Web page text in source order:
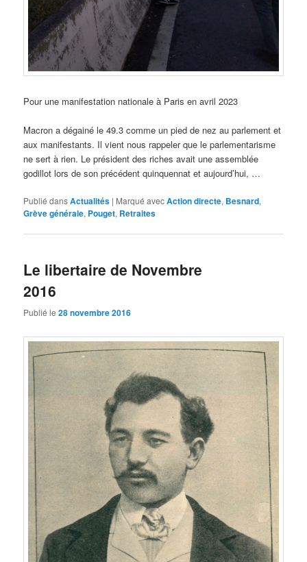
Pour une manifestation nationale à Paris en avril 2023
Macron a dégainé le 49.3 comme un pied de nez au parlement et
aux manifestants. Il vient nous rappeler que le parlementarisme
ne sert à rien. Le président des riches avait une assemblée
godillot lors de son précédent quinquennat et aujourd’hui, …
Publié dansActualités | Marqué avecAction directe, Besnard,
Grève générale, Pouget, Retraites
Le libertaire de Novembre
2016
Publié le28 novembre 2016